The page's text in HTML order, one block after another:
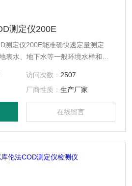
测定仪200E
测定仪200E能准确快速定量测定
表水、地下水等一般环境水样和中
所、石化、造纸、印染、电子、电
程等行业。
访问次数： 2507
厂商性质： 生产厂家
在线留言